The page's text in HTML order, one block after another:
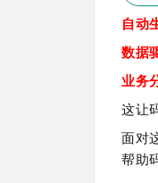
自动
数据
业务
这让
面对
帮助